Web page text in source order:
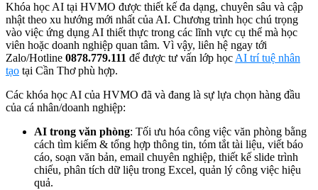
Khóa học AI tại HVMO được thiết kế đa dạng, chuyên sâu và cập
nhật theo xu hướng mới nhất của AI. Chương trình học chú trọng
vào việc ứng dụng AI thiết thực trong các lĩnh vực cụ thể mà học
viên hoặc doanh nghiệp quan tâm. Vì vậy, liên hệ ngay tới
Zalo/Hotline 0878.779.111 để được tư vấn lớp học AI trí tuệ nhân
tạo tại Cần Thơ phù hợp.
Các khóa học AI của HVMO đã và đang là sự lựa chọn hàng đầu
của cá nhân/doanh nghiệp:
AI trong văn phòng: Tối ưu hóa công việc văn phòng bằng
cách tìm kiếm & tổng hợp thông tin, tóm tắt tài liệu, viết báo
cáo, soạn văn bản, email chuyên nghiệp, thiết kế slide trình
chiếu, phân tích dữ liệu trong Excel, quản lý công việc hiệu
quả.